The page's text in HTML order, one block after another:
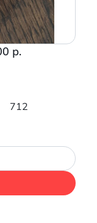
р.
712